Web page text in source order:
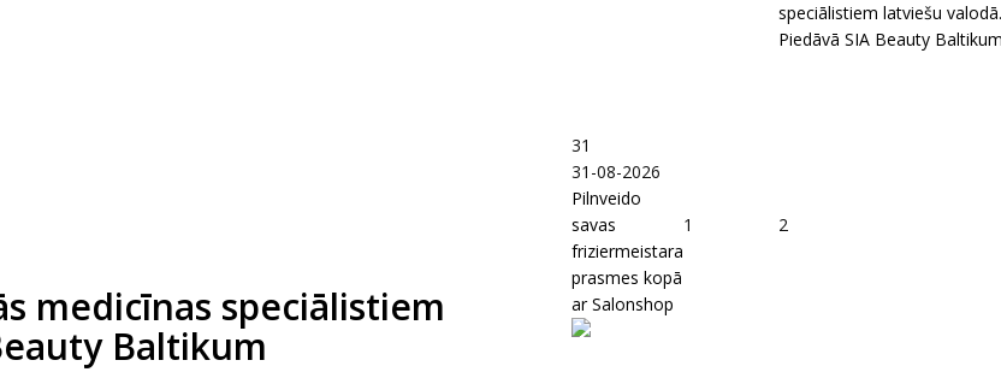
medicīnas speciālistiem
Baltikum
speciālistiem latviešu valodā.
Piedāvā SIA Beauty
31
31-08-2026
Pilnveido
savas
friziermeistara
prasmes kopā
ar Salonshop
1 2